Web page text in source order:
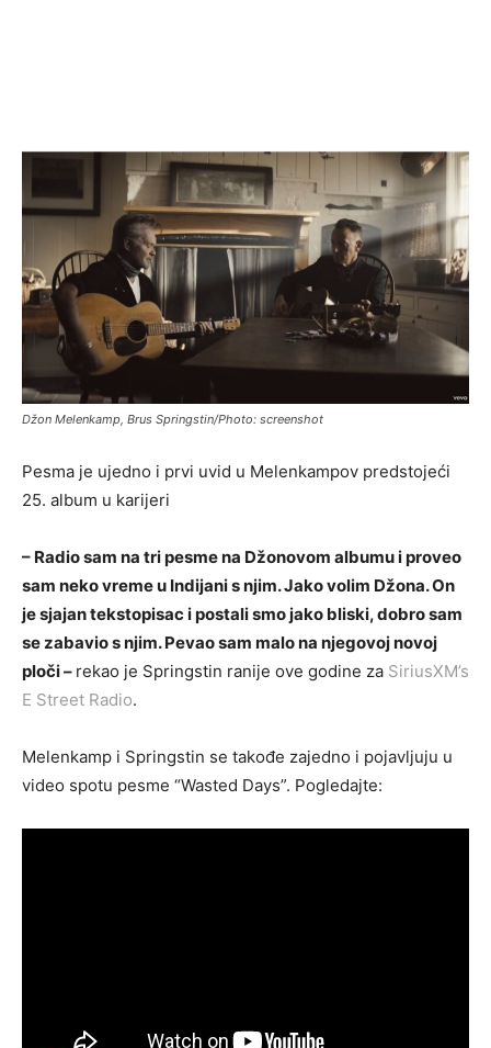
Džon Melenkamp, Brus Springstin/Photo: screenshot
Pesma je ujedno i prvi uvid u Melenkampov predstojeći
25. album u karijeri
– Radio sam na tri pesme na Džonovom albumu i proveo
sam neko vreme u Indijani s njim. Jako volim Džona. On
je sjajan tekstopisac i postali smo jako bliski, dobro sam
se zabavio s njim. Pevao sam malo na njegovoj novoj
ploči – rekao je Springstin ranije ove godine za SiriusXM’s
E Street Radio.
Melenkamp i Springstin se takođe zajedno i pojavljuju u
video spotu pesme “Wasted Days”. Pogledajte: